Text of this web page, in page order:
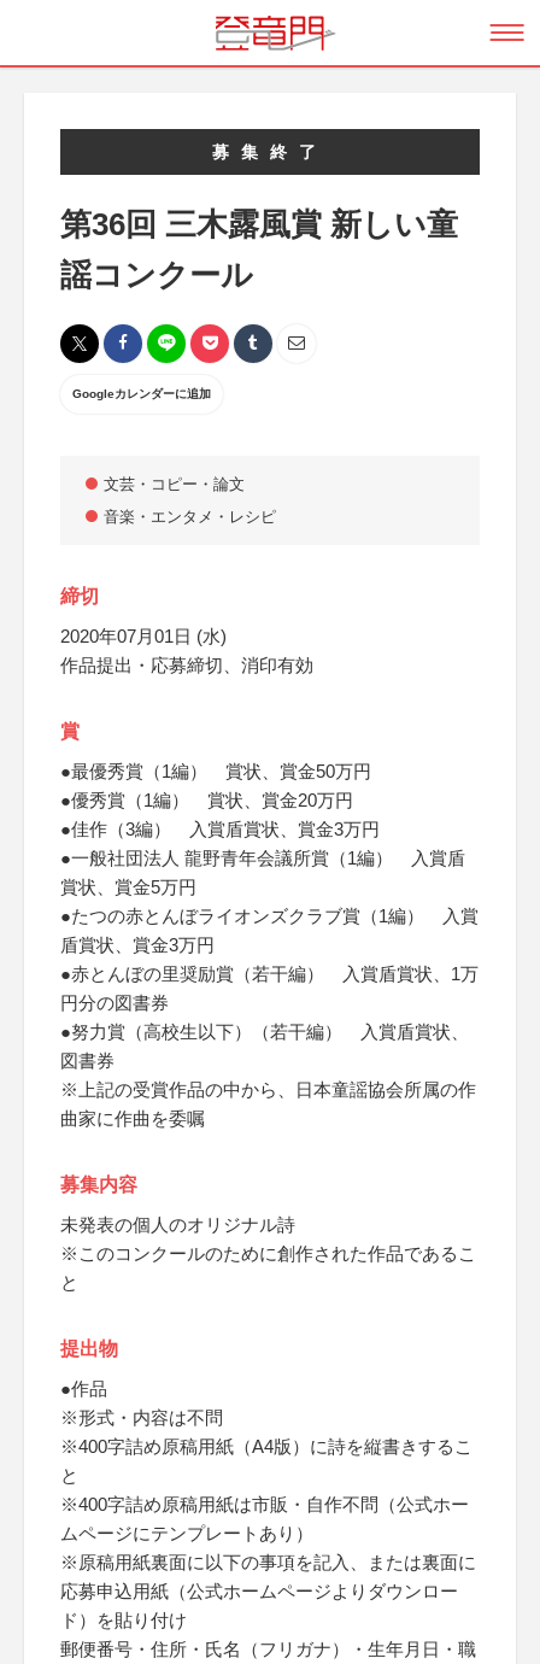
募集終了
第36回 三木露風賞 新しい童
謡コンクール
Googleカレンダーに追加
文芸・コピー・論文
音楽・エンタメ・レシピ
締切
2020年07月01日 (水)
作品提出・応募締切、消印有効
賞
●最優秀賞（1編） 賞状、賞金50万円
●優秀賞（1編） 賞状、賞金20万円
●佳作（3編） 入賞盾賞状、賞金3万円
●一般社団法人 龍野青年会議所賞（1編） 入賞盾
賞状、賞金5万円
●たつの赤とんぼライオンズクラブ賞（1編） 入賞
盾賞状、賞金3万円
●赤とんぼの里奨励賞（若干編） 入賞盾賞状、1万
円分の図書券
●努力賞（高校生以下）（若干編） 入賞盾賞状、
図書券
※上記の受賞作品の中から、日本童謡協会所属の作
曲家に作曲を委嘱
募集内容
未発表の個人のオリジナル詩
※このコンクールのために創作された作品であるこ
と
提出物
●作品
※形式・内容は不問
※400字詰め原稿用紙（A4版）に詩を縦書きするこ
と
※400字詰め原稿用紙は市販・自作不問（公式ホー
ムページにテンプレートあり）
※原稿用紙裏面に以下の事項を記入、または裏面に
応募申込用紙（公式ホームページよりダウンロー
ド）を貼り付け
郵便番号・住所・氏名（フリガナ）・生年月日・職